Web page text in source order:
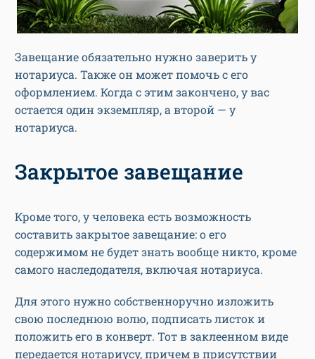
Завещание обязательно нужно заверить у
нотариуса. Также он может помочь с его
оформлением. Когда с этим закончено, у вас
остается один экземпляр, а второй — у
нотариуса.
Закрытое завещание
Кроме того, у человека есть возможность
составить закрытое завещание: о его
содержимом не будет знать вообще никто, кроме
самого наследодателя, включая нотариуса.
Для этого нужно собственноручно изложить
свою последнюю волю, подписать листок и
положить его в конверт. Тот в заклеенном виде
передается нотариусу, причем в присутствии